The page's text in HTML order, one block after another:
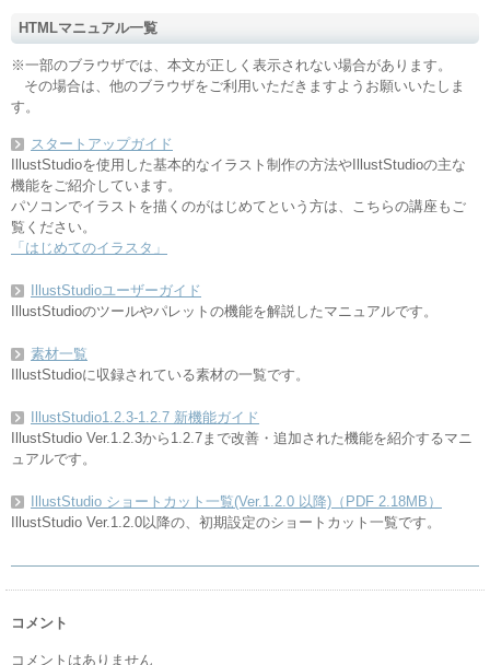
HTMLマニュアル一覧
※一部のブラウザでは、本文が正しく表示されない場合があります。
その場合は、他のブラウザをご利用いただきますようお願いいたしま
す。
スタートアップガイド
IllustStudioを使用した基本的なイラスト制作の方法やIllustStudioの主な
機能をご紹介しています。
パソコンでイラストを描くのがはじめてという方は、こちらの講座もご
覧ください。
「はじめてのイラスタ」
IllustStudioユーザーガイド
IllustStudioのツールやパレットの機能を解説したマニュアルです。
素材一覧
IllustStudioに収録されている素材の一覧です。
IllustStudio1.2.3-1.2.7 新機能ガイド
IllustStudio Ver.1.2.3から1.2.7まで改善・追加された機能を紹介するマニ
ュアルです。
IllustStudio ショートカット一覧(Ver.1.2.0 以降)（PDF 2.18MB）
IllustStudio Ver.1.2.0以降の、初期設定のショートカット一覧です。
コメント
コメントはありません